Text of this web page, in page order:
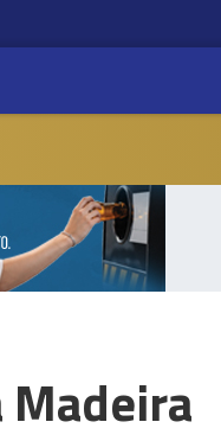
Madeira